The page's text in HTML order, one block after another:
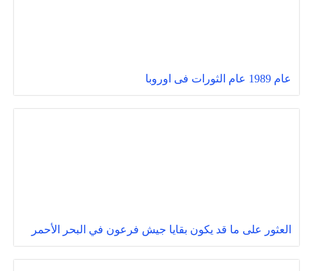
عام 1989 عام الثورات فى اوروبا
العثور على ما قد يكون بقايا جيش فرعون في البحر الأحمر